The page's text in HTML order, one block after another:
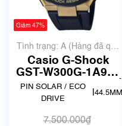
Giảm 47%
Tình trạng: A (Hàng đã qua
sử dụng nhưng rất đẹp,
không có xước)
Casio G-Shock
GST-W300G-1A9JF
| size 45mm | Mã số
5687
PIN SOLAR / ECO
DRIVE
44.5MM
7.500.000₫